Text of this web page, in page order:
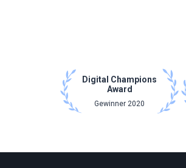
Digital Champions
Award
Gewinner 2020